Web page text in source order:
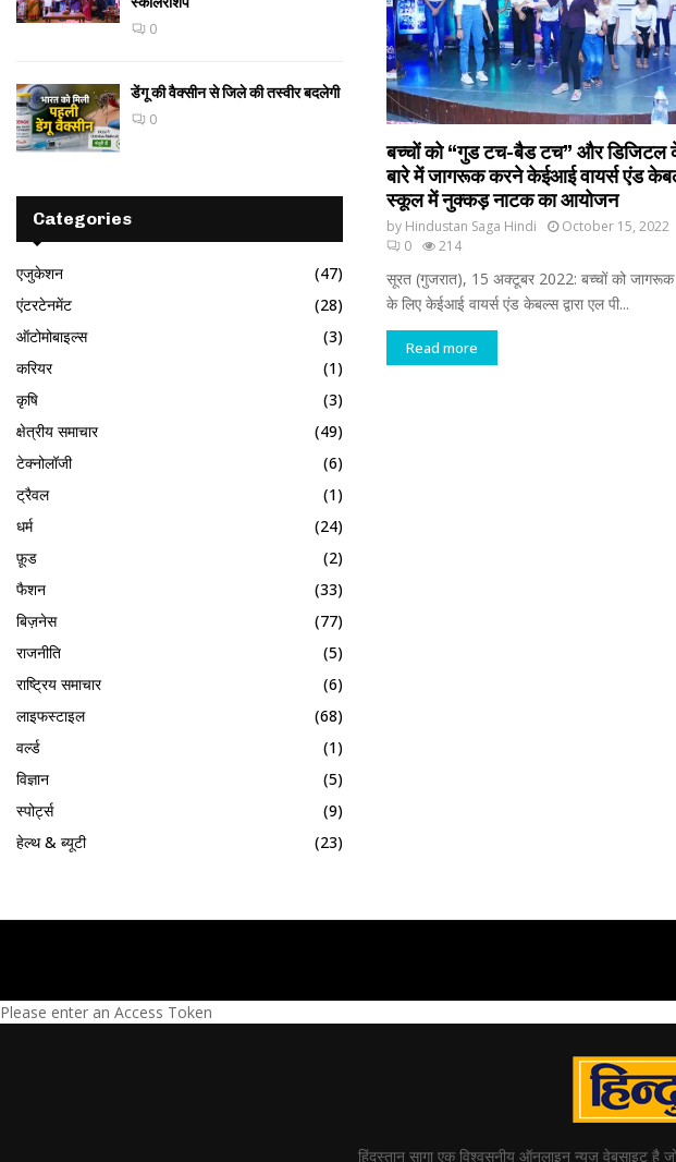
बच्चों को “गुड टच-बैड टच” और डिजिटल
बारे में जागरूक करने केईआई वायर्स एंड
स्कूल में नुक्कड़ नाटक का आयोजन
by Hindustan Saga Hindi
October 15, 2022
0
214
सूरत (गुजरात), 15 अक्टूबर 2022: बच्चों को
के लिए केईआई वायर्स एंड केबल्स द्वारा एल पी...
Read more
0
डेंगू की वैक्सीन से जिले की तस्वीर बदलेगी
0
Categories
एजुकेशन
(47)
एंटरटेनमेंट
(28)
ऑटोमोबाइल्स
(3)
करियर
(1)
कृषि
(3)
क्षेत्रीय समाचार
(49)
टेक्नोलॉजी
(6)
ट्रैवल
(1)
धर्म
(24)
फ़ूड
(2)
फैशन
(33)
बिज़नेस
(77)
राजनीति
(5)
राष्ट्रिय समाचार
(6)
लाइफस्टाइल
(68)
वर्ल्ड
(1)
विज्ञान
(5)
स्पोर्ट्स
(9)
हेल्थ & ब्यूटी
(23)
Please enter an Access Token
हिंदुस्तान सागा एक विश्वसनीय ऑनलाइन न्यूज़ वेबसाइट है